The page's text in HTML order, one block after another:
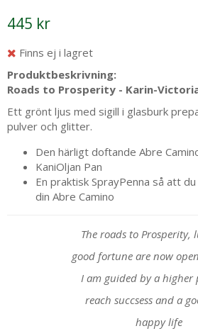
445 kr
Finns ej i lagret
Produktbeskrivning:
Roads to Prosperity - Karin-
Ett grönt ljus med sigill i glasburk
pulver och glitter.
Den härligt doftande Abre
KaniOljan Pan
En praktisk SprayPenna så att
din Abre Camino
The roads to Prosperity,
good fortune are now
I am guided by a higher
reach succsess and a
happy life